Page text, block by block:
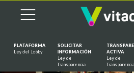
PLATAFORMA
Ley del Lobby
SOLICITAR
INFORMACIÓN
Ley de
Transparencia
ACTIVA
Ley de
Transparencia